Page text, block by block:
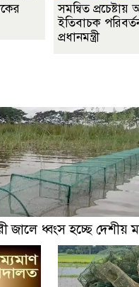
সমন্বিত প্রচেষ্টায়
ইতিবাচক
প্রধানমন্ত্রী
জালে ধ্বংস হচ্ছে দেশীয়